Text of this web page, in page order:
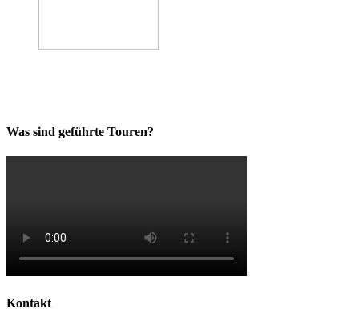
Was sind geführte Touren?
Kontakt